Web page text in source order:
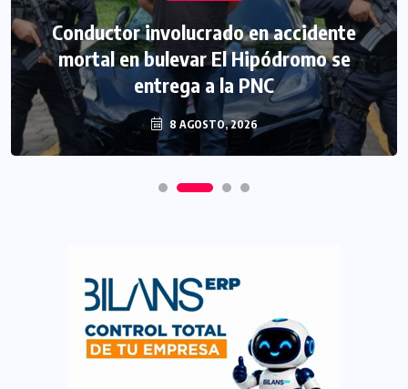
Conductor involucrado en accidente
mortal en bulevar El Hipódromo se
entrega a la PNC
8 AGOSTO, 2026